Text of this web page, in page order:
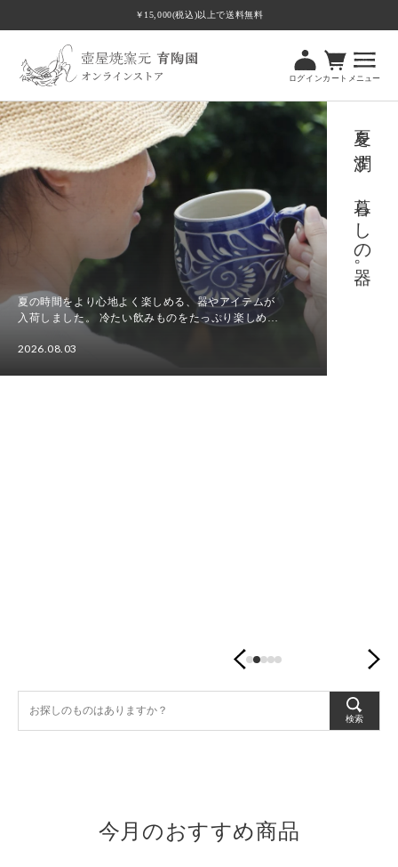
む
￥15,000(税込)以上で送料無料
ログイン カート メニュー
夏を潤す、暮らしの器。
夏の時間をより心地よく楽しめる、器やアイテムが
入荷しました。 冷たい飲みものをたっぷり楽しめる
ビアマグカップやビアカップをはじめ、食卓に涼や
かさを添える水差し、さまざまな場面で使いやすい
2026.08.03
検索
今月のおすすめ商品